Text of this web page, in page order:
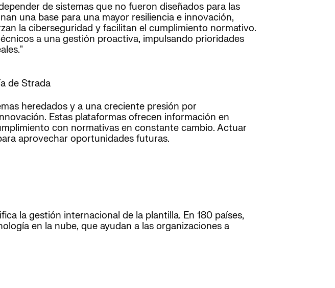
de sistemas que no fueron diseñados para las
una base para una mayor resiliencia e innovación,
la ciberseguridad y facilitan el cumplimiento normativo.
a una gestión proactiva, impulsando prioridades
de Strada
heredados y a una creciente presión por
Estas plataformas ofrecen información en
con normativas en constante cambio. Actuar
aprovechar oportunidades futuras.
la gestión internacional de la plantilla. En 180 países,
en la nube, que ayudan a las organizaciones a